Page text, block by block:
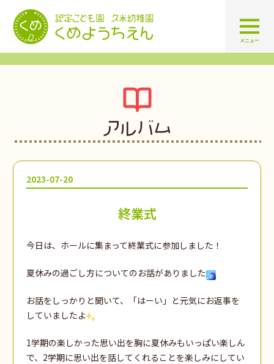
認定こども園 学校法人久米幼
メニュー
アルバム
2023-07-20
終業式
今日は、ホールに集まって終業式に参加しました！
夏休みの過ごし方についてのお話がありました
お話をしっかりと聞いて、「はーい」と元気にお返事を
していましたよ
1学期の楽しかった思い出を胸に夏休みもいっぱい楽しん
で、2学期に思い出を話してくれることを楽しみにしてい